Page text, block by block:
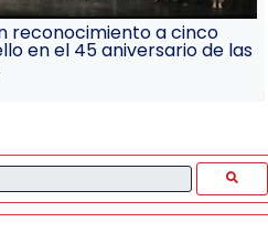
reconocimiento a cinco
en el 45 aniversario de las